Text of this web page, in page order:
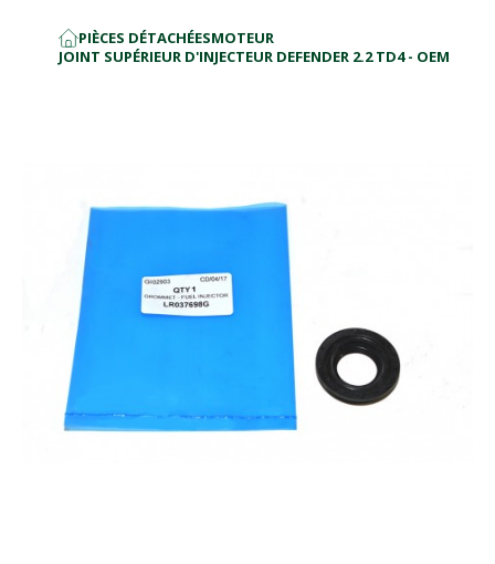
ACCUEIL
PIÈCES DÉTACHÉESMOTEUR
JOINT SUPÉRIEUR D'INJECTEUR DEFENDER 2.2 TD4 - OEM